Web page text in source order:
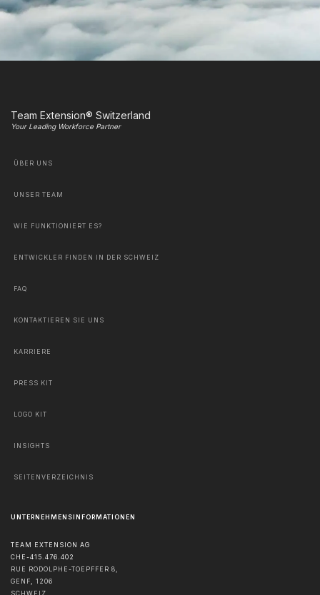
Team Extension® Switzerland
Your Leading Workforce Partner
ÜBER UNS
UNSER TEAM
WIE FUNKTIONIERT ES?
ENTWICKLER FINDEN IN DER SCHWEIZ
FAQ
KONTAKTIEREN SIE UNS
KARRIERE
PRESS KIT
LOGO KIT
INSIGHTS
SEITENVERZEICHNIS
UNTERNEHMENSINFORMATIONEN
TEAM EXTENSION AG
CHE-415.476.402
RUE RODOLPHE-TOEPFFER 8,
GENF, 1206